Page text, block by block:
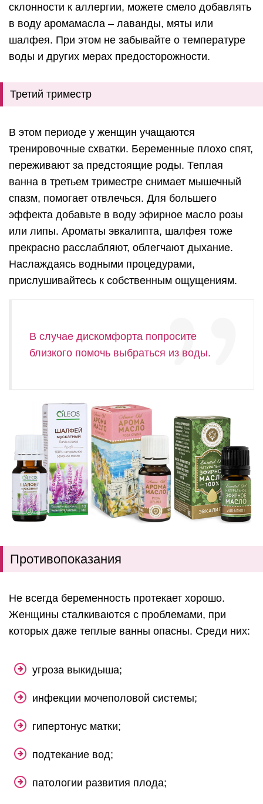
склонности к аллергии, можете смело добавлять
в воду аромамасла – лаванды, мяты или
шалфея. При этом не забывайте о температуре
воды и других мерах предосторожности.
Третий триместр
В этом периоде у женщин учащаются
тренировочные схватки. Беременные плохо спят,
переживают за предстоящие роды. Теплая
ванна в третьем триместре снимает мышечный
спазм, помогает отвлечься. Для большего
эффекта добавьте в воду эфирное масло розы
или липы. Ароматы эвкалипта, шалфея тоже
прекрасно расслабляют, облегчают дыхание.
Наслаждаясь водными процедурами,
прислушивайтесь к собственным ощущениям.
В случае дискомфорта попросите
близкого помочь выбраться из воды.
Противопоказания
Не всегда беременность протекает хорошо.
Женщины сталкиваются с проблемами, при
которых даже теплые ванны опасны. Среди них:
угроза выкидыша;
инфекции мочеполовой системы;
гипертонус матки;
подтекание вод;
патологии развития плода;